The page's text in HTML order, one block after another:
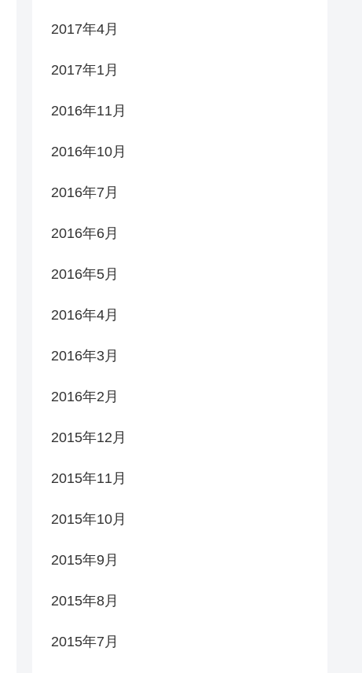
2017年4月
2017年1月
2016年11月
2016年10月
2016年7月
2016年6月
2016年5月
2016年4月
2016年3月
2016年2月
2015年12月
2015年11月
2015年10月
2015年9月
2015年8月
2015年7月